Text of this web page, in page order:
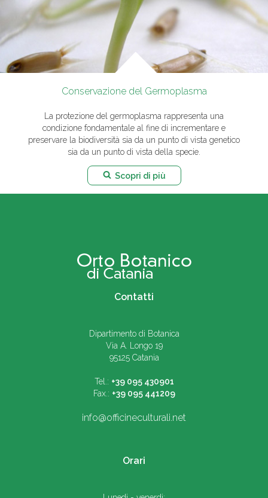
Conservazione del Germoplasma
La protezione del germoplasma rappresenta una
condizione fondamentale al fine di incrementare e
preservare la biodiversità sia da un punto di vista genetico
sia da un punto di vista della specie.
Scopri di più
Contatti
Dipartimento di Botanica
Via A. Longo 19
95125 Catania
Tel.: +39 095 430901
Fax.: +39 095 441209
info@officineculturali.net
Orari